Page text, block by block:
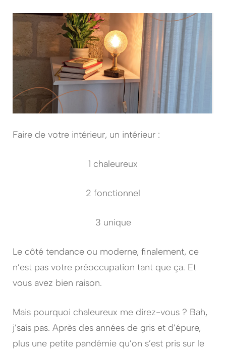
Faire de votre intérieur, un intérieur :
1 chaleureux
2 fonctionnel
3 unique
Le côté tendance ou moderne, finalement, ce
n’est pas votre préoccupation tant que ça. Et
vous avez bien raison.
Mais pourquoi chaleureux me direz-vous ? Bah,
j’sais pas. Après des années de gris et d’épure,
plus une petite pandémie qu’on s’est pris sur le